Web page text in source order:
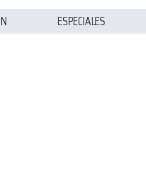
ESPECIALES